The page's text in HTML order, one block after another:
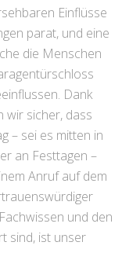
Einflüsse
parat, und eine
die Menschen
Dank
wir sicher, dass
– sei es mitten in
an Festtagen –
Anruf auf dem
und den
sind, ist unser